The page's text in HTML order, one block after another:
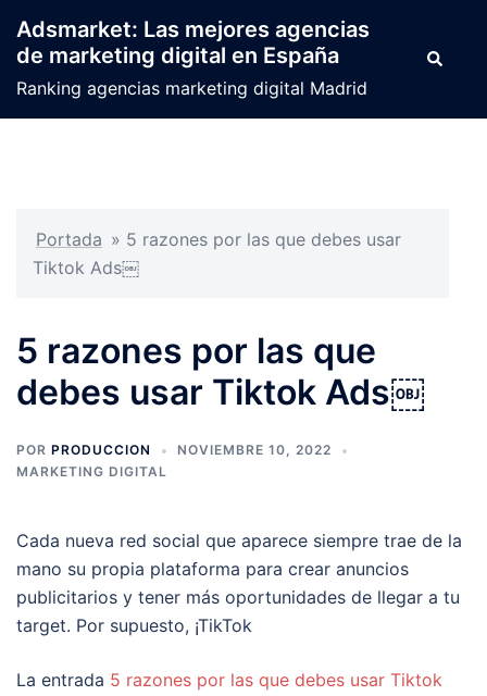
contenido
Adsmarket: Las mejores agencias
de marketing digital en España
Ranking agencias marketing digital Madrid
Buscar
Portada » 5 razones por las que debes usar
Tiktok Ads￼
5 razones por las que
debes usar Tiktok Ads￼
POR PRODUCCION
NOVIEMBRE 10, 2022
MARKETING DIGITAL
Cada nueva red social que aparece siempre trae de la
mano su propia plataforma para crear anuncios
publicitarios y tener más oportunidades de llegar a tu
target. Por supuesto, ¡TikTok
La entrada 5 razones por las que debes usar Tiktok